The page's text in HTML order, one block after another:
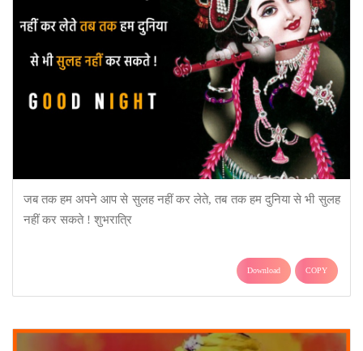
जब तक हम अपने आप से सुलह नहीं कर लेते, तब तक हम दुनिया से भी सुलह
नहीं कर सकते ! शुभरात्रि
Download COPY